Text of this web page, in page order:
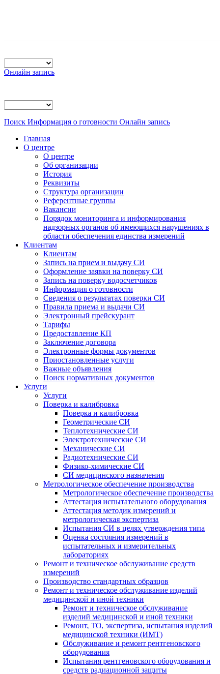
Онлайн запись
Поиск Информация о готовности Онлайн запись
Главная
О центре
О центре
Об организации
История
Реквизиты
Структура организации
Референтные группы
Вакансии
Порядок мониторинга и информирования
надзорных органов об имеющихся нарушениях в
области обеспечения единства измерений
Клиентам
Клиентам
Запись на прием и выдачу СИ
Оформление заявки на поверку СИ
Запись на поверку водосчетчиков
Информация о готовности
Сведения о результатах поверки СИ
Правила приема и выдачи СИ
Электронный прейскурант
Тарифы
Предоставление КП
Заключение договора
Электронные формы документов
Приостановленные услуги
Важные объявления
Поиск нормативных документов
Услуги
Услуги
Поверка и калибровка
Поверка и калибровка
Геометрические СИ
Теплотехнические СИ
Электротехнические СИ
Механические СИ
Радиотехнические СИ
Физико-химические СИ
СИ медицинского назначения
Метрологическое обеспечение производства
Метрологическое обеспечение производства
Аттестация испытательного оборудования
Аттестация методик измерений и
метрологическая экспертиза
Испытания СИ в целях утверждения типа
Оценка состояния измерений в
испытательных и измерительных
лабораториях
Ремонт и техническое обслуживание средств
измерений
Производство стандартных образцов
Ремонт и техническое обслуживание изделий
медицинской и иной техники
Ремонт и техническое обслуживание
изделий медицинской и иной техники
Ремонт, ТО, экспертиза, испытания изделий
медицинской техники (ИМТ)
Обслуживание и ремонт рентгеновского
оборудования
Испытания рентгеновского оборудования и
средств радиационной защиты